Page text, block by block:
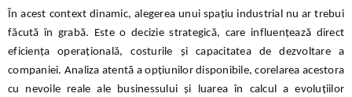
În acest context dinamic, alegerea unui spațiu industrial nu ar trebui
făcută în grabă. Este o decizie strategică, care influențează direct
eficiența operațională, costurile și capacitatea de dezvoltare a
companiei. Analiza atentă a opțiunilor disponibile, corelarea acestora
cu nevoile reale ale businessului și luarea în calcul a evoluțiilor